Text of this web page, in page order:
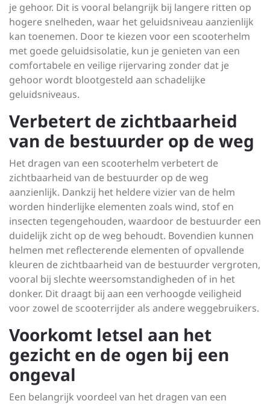
je gehoor. Dit is vooral belangrijk bij langere ritten op
hogere snelheden, waar het geluidsniveau aanzienlijk
kan toenemen. Door te kiezen voor een scooterhelm
met goede geluidsisolatie, kun je genieten van een
comfortabele en veilige rijervaring zonder dat je
gehoor wordt blootgesteld aan schadelijke
geluidsniveaus.
Verbetert de zichtbaarheid
van de bestuurder op de weg
Het dragen van een scooterhelm verbetert de
zichtbaarheid van de bestuurder op de weg
aanzienlijk. Dankzij het heldere vizier van de helm
worden hinderlijke elementen zoals wind, stof en
insecten tegengehouden, waardoor de bestuurder een
duidelijk zicht op de weg behoudt. Bovendien kunnen
helmen met reflecterende elementen of opvallende
kleuren de zichtbaarheid van de bestuurder vergroten,
vooral bij slechte weersomstandigheden of in het
donker. Dit draagt bij aan een verhoogde veiligheid
voor zowel de scooterrijder als andere weggebruikers.
Voorkomt letsel aan het
gezicht en de ogen bij een
ongeval
Een belangrijk voordeel van het dragen van een